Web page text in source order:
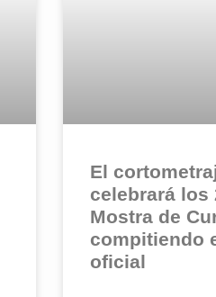
El
celebrará los
Mostra de
compitiendo
oficial